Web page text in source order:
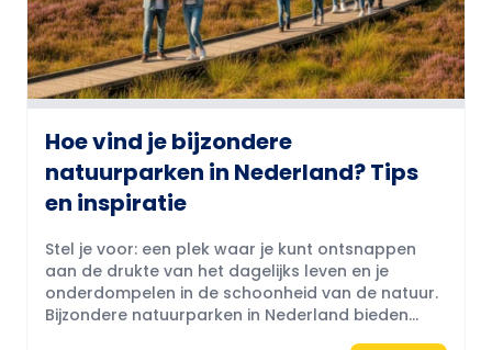
Hoe vind je bijzondere
natuurparken in Nederland? Tips
en inspiratie
Stel je voor: een plek waar je kunt ontsnappen
aan de drukte van het dagelijks leven en je
onderdompelen in de schoonheid van de natuur.
Bijzondere natuurparken in Nederland bieden...